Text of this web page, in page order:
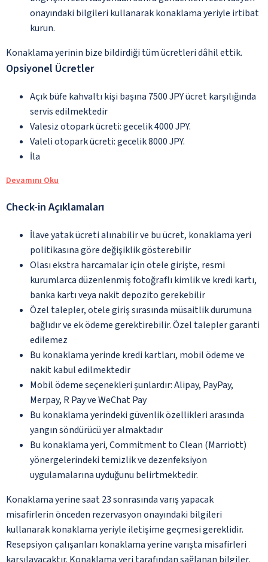
onayındaki bilgileri kullanarak konaklama yeriyle irtibat
kurun.
Konaklama yerinin bize bildirdiği tüm ücretleri dâhil ettik.
Opsiyonel Ücretler
Açık büfe kahvaltı kişi başına 7500 JPY ücret karşılığında
servis edilmektedir
Valesiz otopark ücreti: gecelik 4000 JPY.
Valeli otopark ücreti: gecelik 8000 JPY.
İla
Devamını Oku
Check-in Açıklamaları
İlave yatak ücreti alınabilir ve bu ücret, konaklama yeri
politikasına göre değişiklik gösterebilir
Olası ekstra harcamalar için otele girişte, resmi
kurumlarca düzenlenmiş fotoğraflı kimlik ve kredi kartı,
banka kartı veya nakit depozito gerekebilir
Özel talepler, otele giriş sırasında müsaitlik durumuna
bağlıdır ve ek ödeme gerektirebilir. Özel talepler garanti
edilemez
Bu konaklama yerinde kredi kartları, mobil ödeme ve
nakit kabul edilmektedir
Mobil ödeme seçenekleri şunlardır: Alipay, PayPay,
Merpay, R Pay ve WeChat Pay
Bu konaklama yerindeki güvenlik özellikleri arasında
yangın söndürücü yer almaktadır
Bu konaklama yeri, Commitment to Clean (Marriott)
yönergelerindeki temizlik ve dezenfeksiyon
uygulamalarına uyduğunu belirtmektedir.
Konaklama yerine saat 23 sonrasında varış yapacak
misafirlerin önceden rezervasyon onayındaki bilgileri
kullanarak konaklama yeriyle iletişime geçmesi gereklidir.
Resepsiyon çalışanları konaklama yerine varışta misafirleri
karşılayacaktır. Konaklama yeri tarafından sağlanan bilgiler,